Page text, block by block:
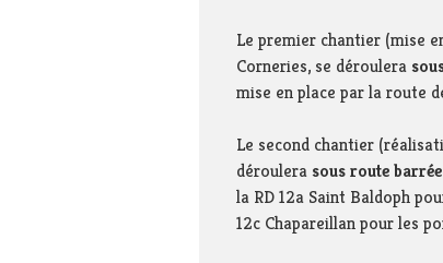
Le premier chantier (mise
Corneries, se déroulera
mise en place par la route
Le second chantier
déroulerasous route
la RD 12a Saint Baldoph
12c Chapareillan pour les